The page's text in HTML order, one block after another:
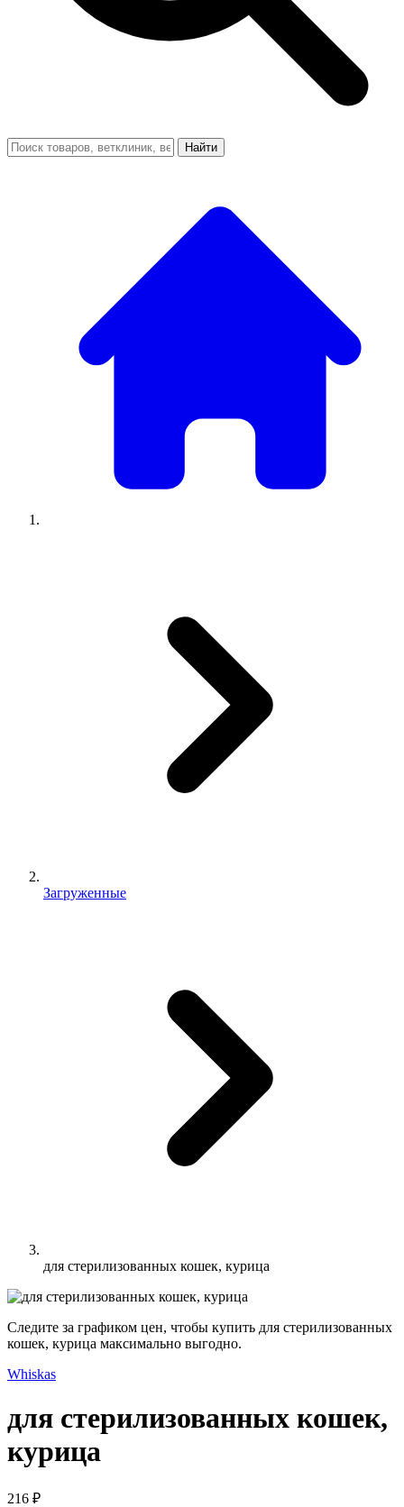
Найти
Загруженные
для стерилизованных кошек, курица
Следите за графиком цен, чтобы купить для стерилизованных
кошек, курица максимально выгодно.
Whiskas
для стерилизованных кошек,
курица
216 ₽